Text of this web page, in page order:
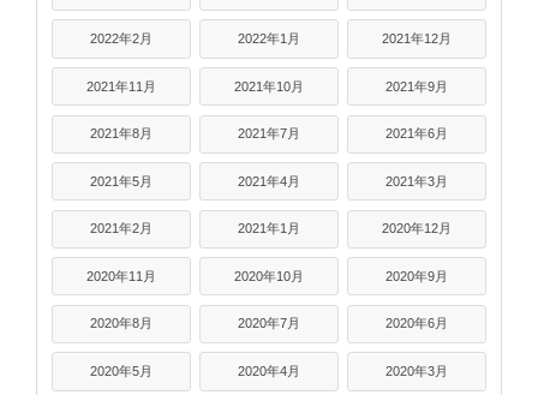
2022年2月 2022年1月 2021年12月
2021年11月 2021年10月 2021年9月
2021年8月 2021年7月 2021年6月
2021年5月 2021年4月 2021年3月
2021年2月 2021年1月 2020年12月
2020年11月 2020年10月 2020年9月
2020年8月 2020年7月 2020年6月
2020年5月 2020年4月 2020年3月